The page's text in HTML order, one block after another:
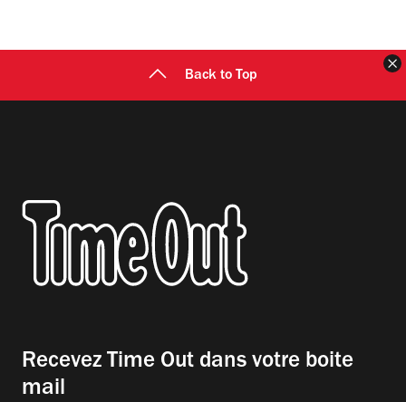
Back to Top
Recevez Time Out dans votre boite
mail